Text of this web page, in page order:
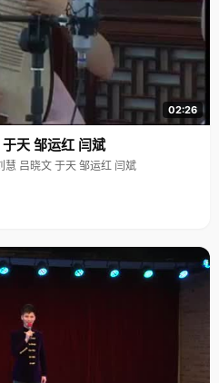
02:26
天 邹运红 闫斌
吕晓文 于天 邹运红 闫斌